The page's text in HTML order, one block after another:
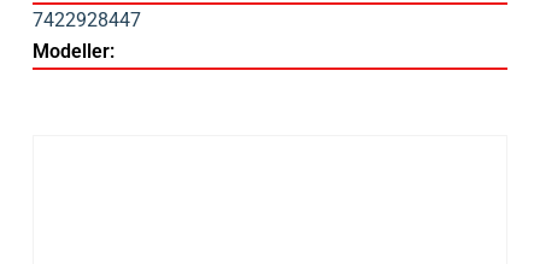
7422928447
Modeller: